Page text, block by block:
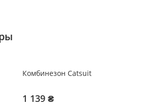
Комбинезон Catsuit
1 139 ₴